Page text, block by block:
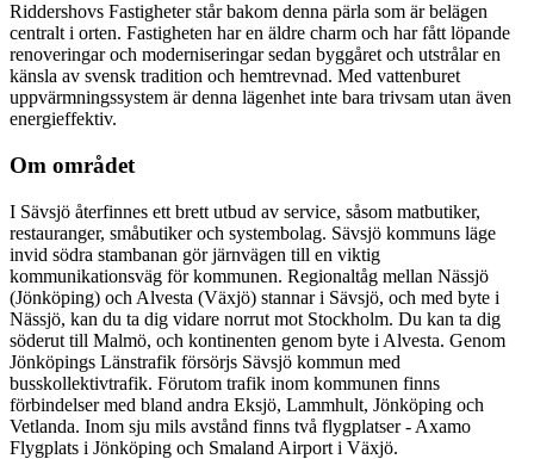
Riddershovs Fastigheter står bakom denna pärla som är belägen
centralt i orten. Fastigheten har en äldre charm och har fått löpande
renoveringar och moderniseringar sedan byggåret och utstrålar en
känsla av svensk tradition och hemtrevnad. Med vattenburet
uppvärmningssystem är denna lägenhet inte bara trivsam utan även
energieffektiv.
Om området
I Sävsjö återfinnes ett brett utbud av service, såsom matbutiker,
restauranger, småbutiker och systembolag. Sävsjö kommuns läge
invid södra stambanan gör järnvägen till en viktig
kommunikationsväg för kommunen. Regionaltåg mellan Nässjö
(Jönköping) och Alvesta (Växjö) stannar i Sävsjö, och med byte i
Nässjö, kan du ta dig vidare norrut mot Stockholm. Du kan ta dig
söderut till Malmö, och kontinenten genom byte i Alvesta. Genom
Jönköpings Länstrafik försörjs Sävsjö kommun med
busskollektivtrafik. Förutom trafik inom kommunen finns
förbindelser med bland andra Eksjö, Lammhult, Jönköping och
Vetlanda. Inom sju mils avstånd finns två flygplatser - Axamo
Flygplats i Jönköping och Smaland Airport i Växjö.